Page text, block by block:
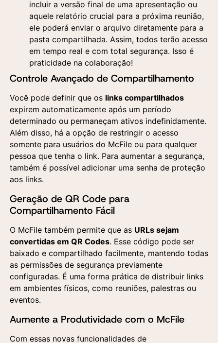
incluir a versão final de uma apresentação ou
aquele relatório crucial para a próxima reunião,
ele poderá enviar o arquivo diretamente para a
pasta compartilhada. Assim, todos terão acesso
em tempo real e com total segurança. Isso é
praticidade na colaboração!
Controle Avançado de Compartilhamento
Você pode definir que os links compartilhados
expirem automaticamente após um período
determinado ou permaneçam ativos indefinidamente.
Além disso, há a opção de restringir o acesso
somente para usuários do McFile ou para qualquer
pessoa que tenha o link. Para aumentar a segurança,
também é possível adicionar uma senha de proteção
aos links.
Geração de QR Code para
Compartilhamento Fácil
O McFile também permite que as URLs sejam
convertidas em QR Codes. Esse código pode ser
baixado e compartilhado facilmente, mantendo todas
as permissões de segurança previamente
configuradas. É uma forma prática de distribuir links
em ambientes físicos, como reuniões, palestras ou
eventos.
Aumente a Produtividade com o McFile
Com essas novas funcionalidades de
Entre em contato
Preencha o formulário e um de nossos
especialistas entrará em contato para responder
suas dúvidas e entender sua demanda.
Aceito a utilização
de um contato
comercial e o
recebimento de
materiais publicitários
segundo a Política de
Privacidade
Solicite uma demonstração
Preencha o formulário abaixo e nossa equipe
entrará em contato para agendar uma
apresentação personalizada da nossa plataforma.
Aceito a utilização
de um contato
comercial e o
recebimento de
materiais publicitários
segundo a Política de
Privacidade
Entre em contato
Aceito a utilização
dos dados fornecidos
aqui para a realização
de um contato
comercial e o
recebimento de